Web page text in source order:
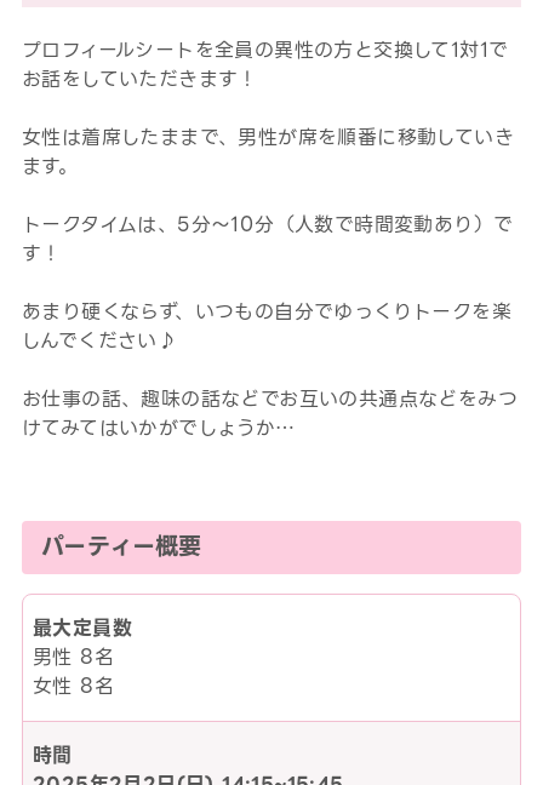
プロフィールシートを全員の異性の方と交換して1対1で
お話をしていただきます！
女性は着席したままで、男性が席を順番に移動していき
ます。
トークタイムは、5分～10分（人数で時間変動あり）で
す！
あまり硬くならず、いつもの自分でゆっくりトークを楽
しんでください♪
お仕事の話、趣味の話などでお互いの共通点などをみつ
けてみてはいかがでしょうか…
パーティー概要
最大定員数
男性 8名
女性 8名
時間